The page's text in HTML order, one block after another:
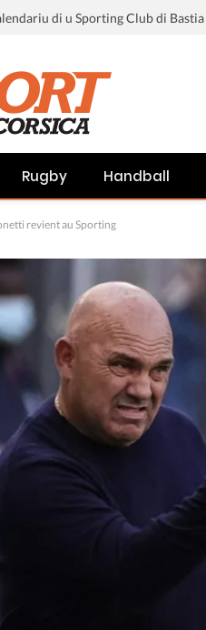
Rugby Handball
revient au Sporting